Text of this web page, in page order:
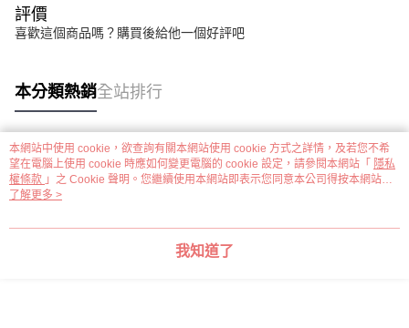
評價
喜歡這個商品嗎？購買後給他一個好評吧
本分類熱銷全站排行
熱門標籤
本網站中使用 cookie，欲查詢有關本網站使用 cookie 方式之詳情，及若您不希
望在電腦上使用 cookie 時應如何變更電腦的 cookie 設定，請參閱本網站「 隱私
權條款 」之 Cookie 聲明。您繼續使用本網站即表示您同意本公司得按本網站使
用條款之 Cookie 聲明使用 cookie。
了解更多 >
我知道了